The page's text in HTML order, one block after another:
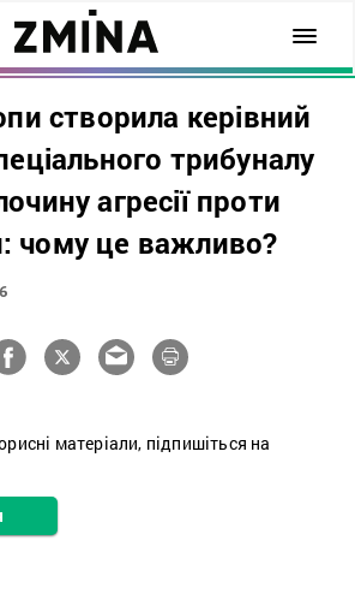
створила керівний
трибуналу
агресії проти
чому це важливо?
матеріали, підпишіться на